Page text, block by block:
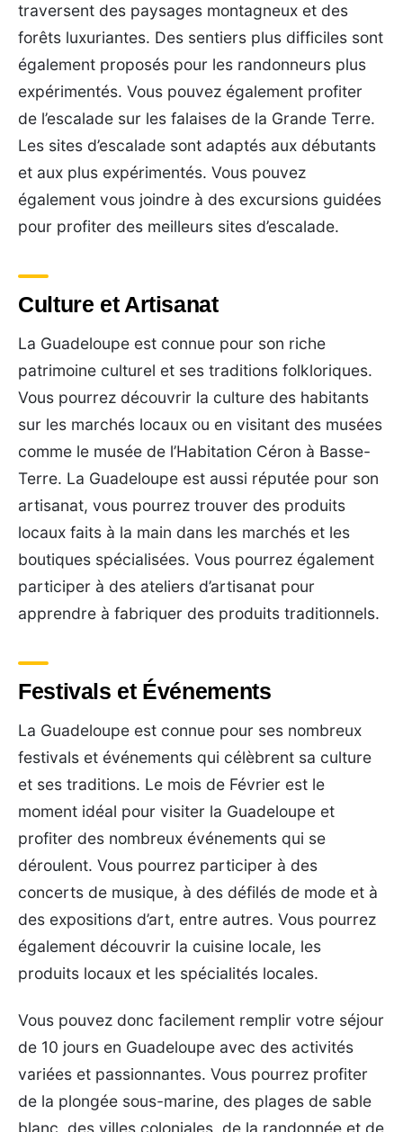
traversent des paysages montagneux et des
forêts luxuriantes. Des sentiers plus difficiles sont
également proposés pour les randonneurs plus
expérimentés. Vous pouvez également profiter
de l’escalade sur les falaises de la Grande Terre.
Les sites d’escalade sont adaptés aux débutants
et aux plus expérimentés. Vous pouvez
également vous joindre à des excursions guidées
pour profiter des meilleurs sites d’escalade.
Culture et Artisanat
La Guadeloupe est connue pour son riche
patrimoine culturel et ses traditions folkloriques.
Vous pourrez découvrir la culture des habitants
sur les marchés locaux ou en visitant des musées
comme le musée de l’Habitation Céron à Basse-
Terre. La Guadeloupe est aussi réputée pour son
artisanat, vous pourrez trouver des produits
locaux faits à la main dans les marchés et les
boutiques spécialisées. Vous pourrez également
participer à des ateliers d’artisanat pour
apprendre à fabriquer des produits traditionnels.
Festivals et Événements
La Guadeloupe est connue pour ses nombreux
festivals et événements qui célèbrent sa culture
et ses traditions. Le mois de Février est le
moment idéal pour visiter la Guadeloupe et
profiter des nombreux événements qui se
déroulent. Vous pourrez participer à des
concerts de musique, à des défilés de mode et à
des expositions d’art, entre autres. Vous pourrez
également découvrir la cuisine locale, les
produits locaux et les spécialités locales.
Vous pouvez donc facilement remplir votre séjour
de 10 jours en Guadeloupe avec des activités
variées et passionnantes. Vous pourrez profiter
de la plongée sous-marine, des plages de sable
blanc, des villes coloniales, de la randonnée et de